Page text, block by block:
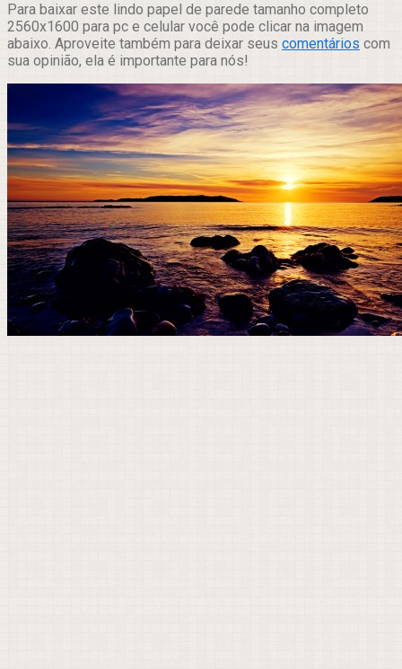
Para baixar este lindo papel de parede tamanho completo
2560x1600 para pc e celular você pode clicar na imagem
abaixo. Aproveite também para deixar seus comentários com
sua opinião, ela é importante para nós!